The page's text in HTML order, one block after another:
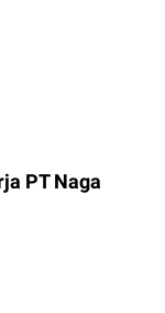
PT Naga